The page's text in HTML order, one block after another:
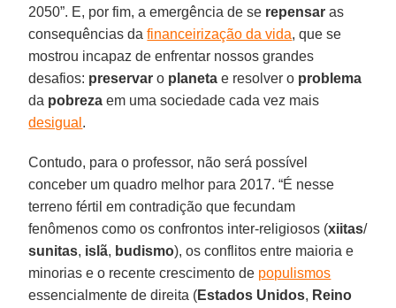
2050”. E, por fim, a emergência de se repensar as
consequências dafinanceirização da vida, que se
mostrou incapaz de enfrentar nossos grandes
desafios: preservar o planeta e resolver o problema
da pobreza em uma sociedade cada vez mais
desigual .
Contudo, para o professor, não será possível
conceber um quadro melhor para 2017. “É nesse
terreno fértil em contradição que fecundam
fenômenos como os confrontos inter-religiosos (xiitas/
sunitas, islã, budismo), os conflitos entre maioria e
minorias e o recente crescimento de populismos
essencialmente de direita (Estados Unidos, Reino